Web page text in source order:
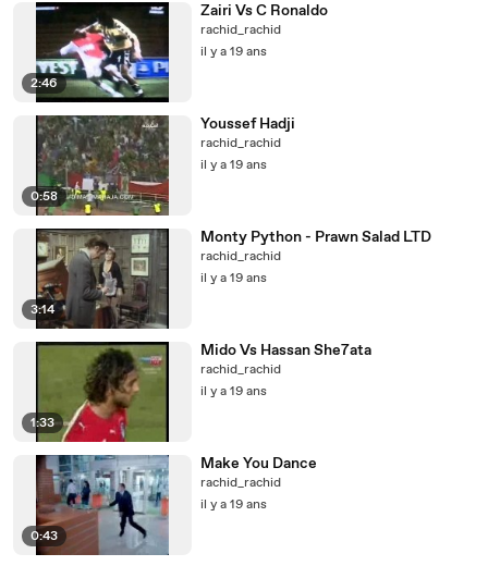
2:46
Zairi Vs C Ronaldo
rachid_rachid
il y a 19 ans
0:58
Youssef Hadji
rachid_rachid
il y a 19 ans
3:14
Monty Python - Prawn Salad LTD
rachid_rachid
il y a 19 ans
1:33
Mido Vs Hassan She7ata
rachid_rachid
il y a 19 ans
0:43
Make You Dance
rachid_rachid
il y a 19 ans